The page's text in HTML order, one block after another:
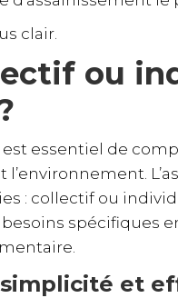
clair.
ou
est essentiel de
: collectif ou
spécifiques
et